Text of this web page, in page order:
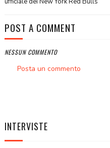
POST A COMMENT
NESSUN COMMENTO
Posta un commento
INTERVISTE